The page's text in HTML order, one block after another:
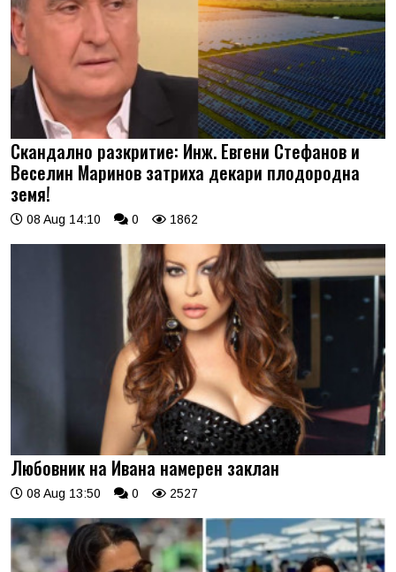
Скандално разкритие: Инж. Евгени Стефанов и
Веселин Маринов затриха декари плодородна
земя!
08 Aug 14:10 0 1862
Любовник на Ивана намерен заклан
08 Aug 13:50 0 2527